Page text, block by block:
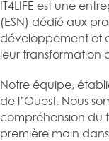
IT4LIFE est une
(ESN) dédié aux
développement et
leur transformation
Notre équipe,
de l’Ouest. Nous
compréhension du
première main